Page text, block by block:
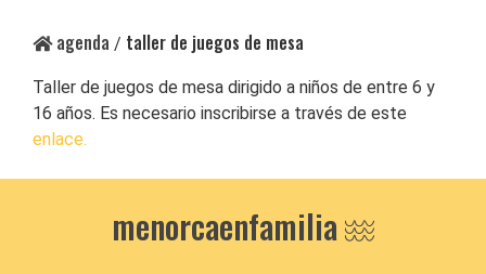
agenda / taller de juegos de mesa
Taller de juegos de mesa dirigido a niños de entre 6 y
16 años. Es necesario inscribirse a través de este
enlace.
menorcaenfamilia